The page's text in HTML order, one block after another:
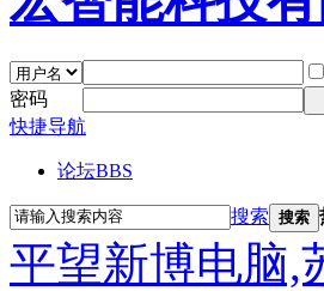
密码
快捷导航
论坛BBS
搜索 搜索
平望新博电脑,